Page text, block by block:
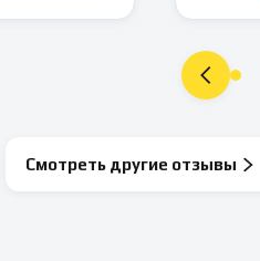
Смотреть другие отзывы